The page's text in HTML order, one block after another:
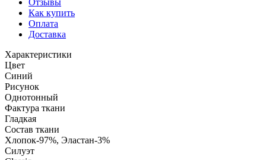
Как купить
Оплата
Доставка
Характеристики
Цвет
Синий
Рисунок
Однотонный
Фактура ткани
Гладкая
Состав ткани
Хлопок-97%, Эластан-3%
Силуэт